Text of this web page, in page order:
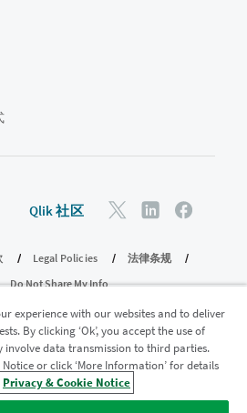
Qlik 社区
Legal Policies
法律条规
Do Not Share My Info
International AB。保留所有权利。
划
experience with our websites and to deliver
By clicking ‘Ok’, you accept the use of
data transmission to third parties.
or click ‘More Information’ for details
Privacy & Cookie Notice